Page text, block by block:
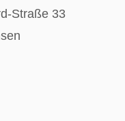
Straße 33